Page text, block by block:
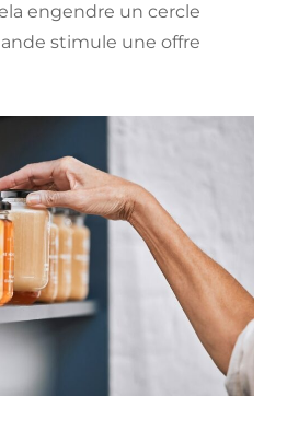
engendre un cercle
stimule une offre